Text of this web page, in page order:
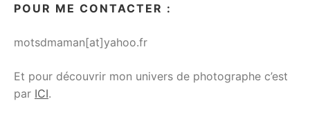
POUR ME CONTACTER :
motsdmaman[at]yahoo.fr
Et pour découvrir mon univers de photographe c’est
par ICI.